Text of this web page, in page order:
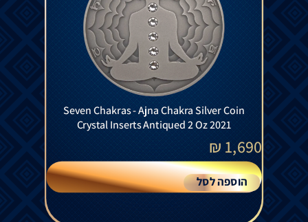
Seven Chakras - Ajna Chakra Silver Coin
Crystal Inserts Antiqued 2 Oz 2021
1,690
₪
הוספה לסל